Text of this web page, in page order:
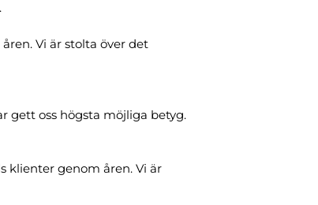
Vi är stolta över det
gett oss högsta möjliga betyg.
klienter genom åren. Vi är